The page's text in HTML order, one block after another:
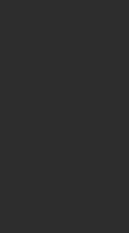
脫落吧
Key From Falling